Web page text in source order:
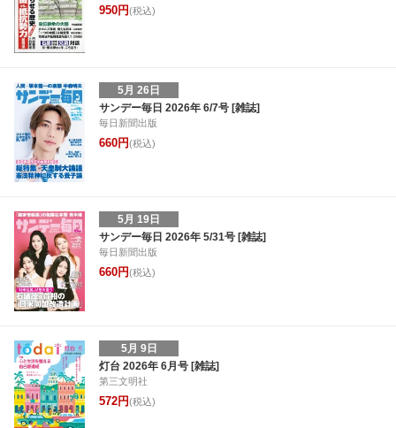
950円(税込)
5月 26日
サンデー毎日 2026年 6/7号 [雑誌]
毎日新聞出版
660円(税込)
5月 19日
サンデー毎日 2026年 5/31号 [雑誌]
毎日新聞出版
660円(税込)
5月 9日
灯台 2026年 6月号 [雑誌]
第三文明社
572円(税込)